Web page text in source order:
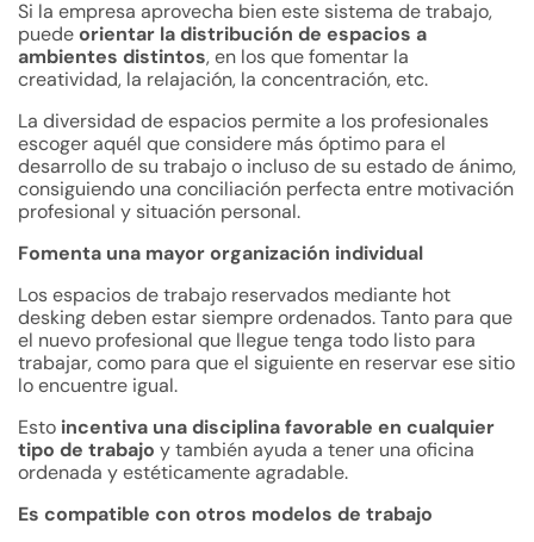
Si la empresa aprovecha bien este sistema de trabajo,
puedeorientar la distribución de espacios a
ambientes distintos, en los que fomentar la
creatividad, la relajación, la concentración, etc.
La diversidad de espacios permite a los profesionales
escoger aquél que considere más óptimo para el
desarrollo de su trabajo o incluso de su estado de ánimo,
consiguiendo una conciliación perfecta entre motivación
profesional y situación personal.
Fomenta una mayor organización individual
Los espacios de trabajo reservados mediante hot
desking deben estar siempre ordenados. Tanto para que
el nuevo profesional que llegue tenga todo listo para
trabajar, como para que el siguiente en reservar ese sitio
lo encuentre igual.
Esto incentiva una disciplina favorable en cualquier
tipo de trabajo y también ayuda a tener una oficina
ordenada y estéticamente agradable.
Es compatible con otros modelos de trabajo